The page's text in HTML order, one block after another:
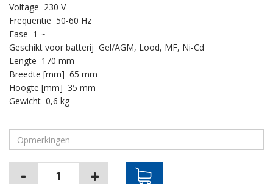
Voltage 230 V
Frequentie 50-60 Hz
Fase 1 ~
Geschikt voor batterij Gel/AGM, Lood, MF, Ni-Cd
Lengte 170 mm
Breedte [mm] 65 mm
Hoogte [mm] 35 mm
Gewicht 0,6 kg